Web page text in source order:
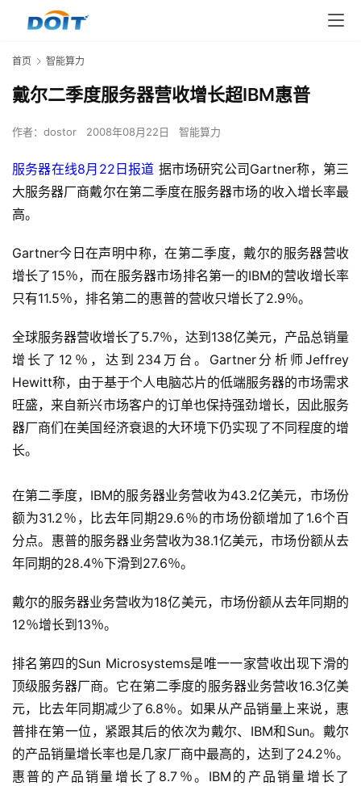
首页 智能算力
戴尔二季度服务器营收增长超IBM惠普
作者： dostor 2008年08月22日 智能算力
服务器在线8月22日报道 据市场研究公司Gartner称，第三
大服务器厂商戴尔在第二季度在服务器市场的收入增长率最
高。
Gartner今日在声明中称，在第二季度，戴尔的服务器营收
增长了15％，而在服务器市场排名第一的IBM的营收增长率
只有11.5％，排名第二的惠普的营收只增长了2.9％。
全球服务器营收增长了5.7％，达到138亿美元，产品总销量
增长了12％，达到234万台。Gartner分析师Jeffrey
Hewitt称，由于基于个人电脑芯片的低端服务器的市场需求
旺盛，来自新兴市场客户的订单也保持强劲增长，因此服务
器厂商们在美国经济衰退的大环境下仍实现了不同程度的增
长。
在第二季度，IBM的服务器业务营收为43.2亿美元，市场份
额为31.2％，比去年同期29.6％的市场份额增加了1.6个百
分点。惠普的服务器业务营收为38.1亿美元，市场份额从去
年同期的28.4％下滑到27.6％。
戴尔的服务器业务营收为18亿美元，市场份额从去年同期的
12％增长到13％。
排名第四的Sun Microsystems是唯一一家营收出现下滑的
顶级服务器厂商。它在第二季度的服务器业务营收16.3亿美
元，比去年同期减少了6.8％。如果从产品销量上来说，惠
普排在第一位，紧跟其后的依次为戴尔、IBM和Sun。戴尔
的产品销量增长率也是几家厂商中最高的，达到了24.2％。
惠普的产品销量增长了8.7％。IBM的产品销量增长了